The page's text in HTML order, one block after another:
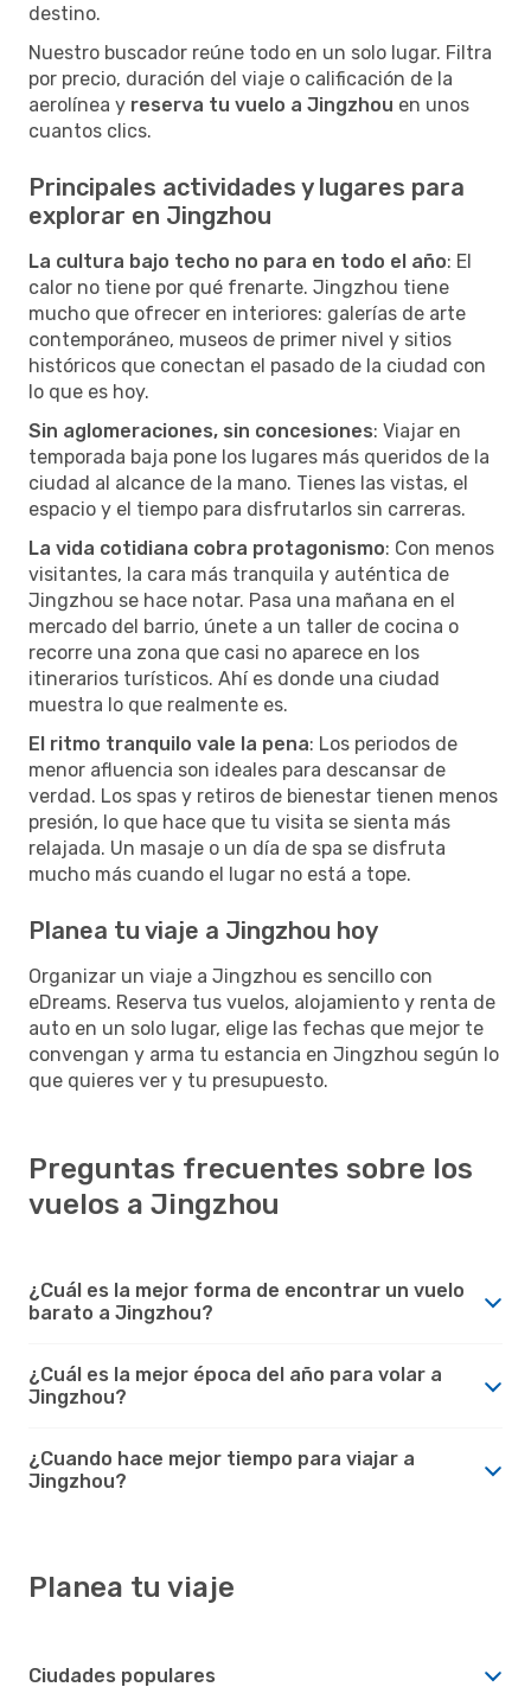
destino.
Nuestro buscador reúne todo en un solo lugar. Filtra
por precio, duración del viaje o calificación de la
aerolínea y reserva tu vuelo a Jingzhou en unos
cuantos clics.
Principales actividades y lugares para
explorar en Jingzhou
La cultura bajo techo no para en todo el año: El
calor no tiene por qué frenarte. Jingzhou tiene
mucho que ofrecer en interiores: galerías de arte
contemporáneo, museos de primer nivel y sitios
históricos que conectan el pasado de la ciudad con
lo que es hoy.
Sin aglomeraciones, sin concesiones: Viajar en
temporada baja pone los lugares más queridos de la
ciudad al alcance de la mano. Tienes las vistas, el
espacio y el tiempo para disfrutarlos sin carreras.
La vida cotidiana cobra protagonismo: Con menos
visitantes, la cara más tranquila y auténtica de
Jingzhou se hace notar. Pasa una mañana en el
mercado del barrio, únete a un taller de cocina o
recorre una zona que casi no aparece en los
itinerarios turísticos. Ahí es donde una ciudad
muestra lo que realmente es.
El ritmo tranquilo vale la pena: Los periodos de
menor afluencia son ideales para descansar de
verdad. Los spas y retiros de bienestar tienen menos
presión, lo que hace que tu visita se sienta más
relajada. Un masaje o un día de spa se disfruta
mucho más cuando el lugar no está a tope.
Planea tu viaje a Jingzhou hoy
Organizar un viaje a Jingzhou es sencillo con
eDreams. Reserva tus vuelos, alojamiento y renta de
auto en un solo lugar, elige las fechas que mejor te
convengan y arma tu estancia en Jingzhou según lo
que quieres ver y tu presupuesto.
Preguntas frecuentes sobre los
vuelos a Jingzhou
¿Cuál es la mejor forma de encontrar un vuelo
barato a Jingzhou?
¿Cuál es la mejor época del año para volar a
Jingzhou?
¿Cuando hace mejor tiempo para viajar a
Jingzhou?
Planea tu viaje
Ciudades populares